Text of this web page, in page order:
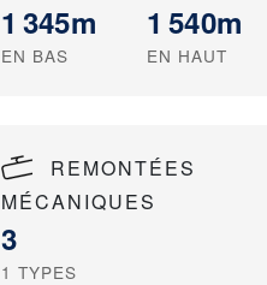
1 345m
EN BAS
1 540m
EN HAUT
REMONTÉES
MÉCANIQUES
3
1 TYPES